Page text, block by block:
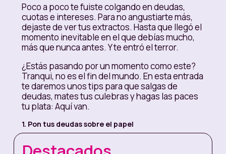
Poco a poco te fuiste colgando en deudas,
cuotas e intereses. Para no angustiarte más,
dejaste de ver tus extractos. Hasta que llegó el
momento inevitable en el que debías mucho,
más que nunca antes. Y te entró el terror.
¿Estás pasando por un momento como este?
Tranqui, no es el fin del mundo. En esta entrada
te daremos unos tips para que salgas de
deudas, mates tus culebras y hagas las paces
tu plata: Aquí van.
1. Pon tus deudas sobre el papel
Acepta que tienes deudas y lístalas. Pon en un